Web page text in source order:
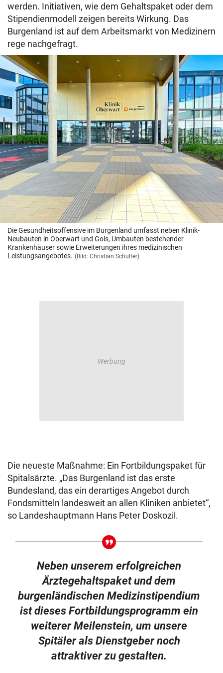
werden. Initiativen, wie dem Gehaltspaket oder dem
Stipendienmodell zeigen bereits Wirkung. Das
Burgenland ist auf dem Arbeitsmarkt von Medizinern
rege nachgefragt.
Die Gesundheitsoffensive im Burgenland umfasst neben Klinik-
Neubauten in Oberwart und Gols, Umbauten bestehender
Krankenhäuser sowie Erweiterungen ihres medizinischen
Leistungsangebotes. (Bild: Christian Schulter)
Die neueste Maßnahme: Ein Fortbildungspaket für
Spitalsärzte. „Das Burgenland ist das erste
Bundesland, das ein derartiges Angebot durch
Fondsmitteln landesweit an allen Kliniken anbietet“,
so Landeshauptmann Hans Peter Doskozil.
Neben unserem erfolgreichen
Ärztegehaltspaket und dem
burgenländischen Medizinstipendium
ist dieses Fortbildungsprogramm ein
weiterer Meilenstein, um unsere
Spitäler als Dienstgeber noch
attraktiver zu gestalten.